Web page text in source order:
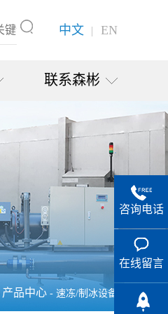
中文 | EN
联系森彬
产品中心 - 速冻/制冰设备
咨询电话
在线留言